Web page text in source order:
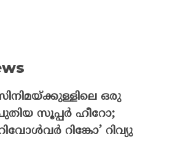
ഒരു
സൂപ്പർ ഹീറോ;
റിങ്കോ’ റിവ്യു